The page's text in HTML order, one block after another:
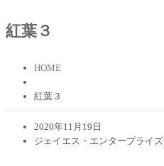
紅葉３
HOME
紅葉３
2020年11月19日
ジェイエス・エンタープライズ